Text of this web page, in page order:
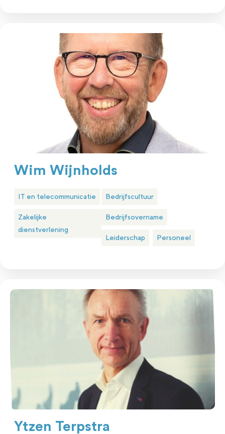
Wim Wijnholds
IT en telecommunicatie
Zakelijke
dienstverlening
Bedrijfscultuur
Bedrijfsovername
Leiderschap Personeel
Ytzen Terpstra